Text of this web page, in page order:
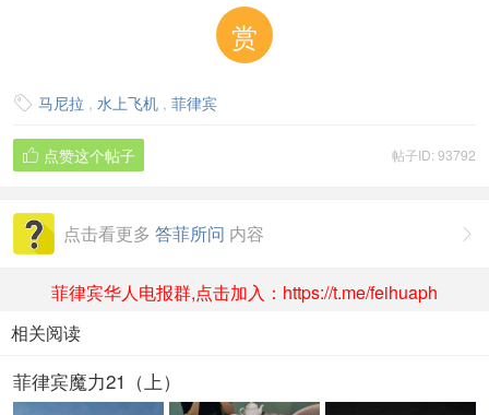
赏
 马尼拉 , 水上飞机 , 菲律宾
帖子ID: 93792
 点赞这个帖子

点击看更多 答菲所问 内容
菲律宾华人电报群,点击加入：https://t.me/feihuaph
相关阅读
菲律宾魔力21（上）